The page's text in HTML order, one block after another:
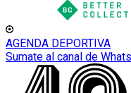
AGENDA DEPORTIVA
Sumate al canal de